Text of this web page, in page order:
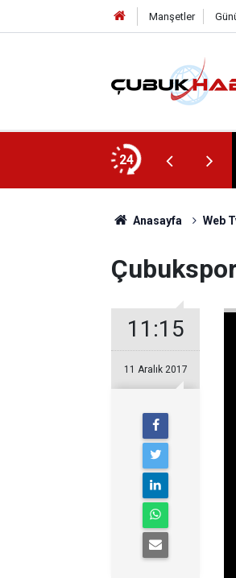
Manşetler
24
AYBÜ’LÜ 1504 ÖĞRENCİ KEP ATTI!
Anasayfa Web
11:15
11 Aralık 2017